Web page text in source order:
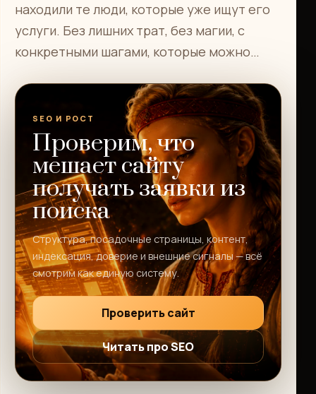
находили те люди, которые уже ищут его
услуги. Без лишних трат, без магии, с
конкретными шагами, которые можно…
SEO И РОСТ
Проверим, что
мешает сайту
получать заявки из
поиска
Структура, посадочные страницы, контент,
индексация, доверие и внешние сигналы — всё
смотрим как единую систему.
Проверить сайт
Читать про SEO